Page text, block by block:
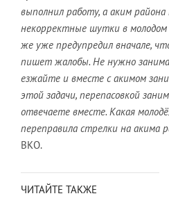
выполнил работу, а аким
некорректные шутки в
же уже предупредил вначале,
пишет жалобы. Не нужно
езжайте и вместе с акимом
этой задачи, перепасовкой
отвечаете вместе. Какая
переправила стрелки на акима
ВКО.
ЧИТАЙТЕ ТАКЖЕ